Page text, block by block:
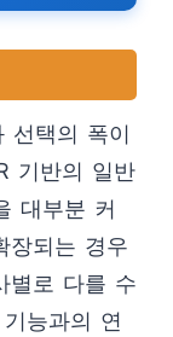
선택의 폭이
기반의 일반
대부분 커
장되는 경우
별로 다를 수
능과의 연